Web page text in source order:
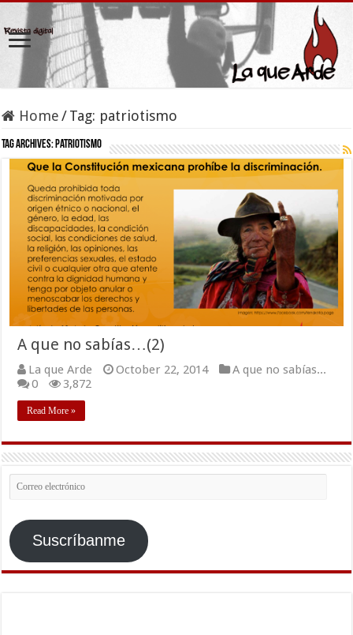
Home /Tag: patriotismo
Tag Archives:patriotismo
A que no sabías…(2)
La que Arde October 22, 2014
A que no sabías...
0
3,872
Read More »
Correo
electrónico
Suscríbanme